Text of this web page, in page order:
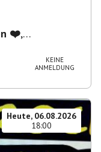
❤️,
KEINE
ANMELDUNG
Heute, 06.08.2026
18:00